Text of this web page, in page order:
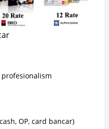
OP, card bancar)